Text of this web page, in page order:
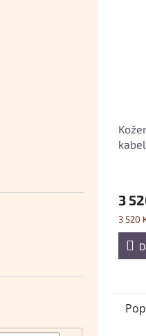
3
Měrná
cena:
3 520